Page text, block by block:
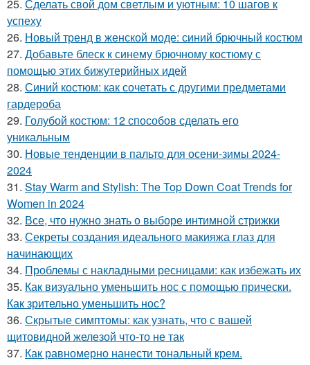
25. Сделать свой дом светлым и уютным: 10 шагов к
успеху
26. Новый тренд в женской моде: синий брючный костюм
27. Добавьте блеск к синему брючному костюму с
помощью этих бижутерийных идей
28. Синий костюм: как сочетать с другими предметами
гардероба
29. Голубой костюм: 12 способов сделать его
уникальным
30. Новые тенденции в пальто для осени-зимы 2024-
2024
31. Stay Warm and Stylish: The Top Down Coat Trends for
Women in 2024
32. Все, что нужно знать о выборе интимной стрижки
33. Секреты создания идеального макияжа глаз для
начинающих
34. Проблемы с накладными ресницами: как избежать их
35. Как визуально уменьшить нос с помощью прически.
Как зрительно уменьшить нос?
36. Скрытые симптомы: как узнать, что с вашей
щитовидной железой что-то не так
37. Как равномерно нанести тональный крем.